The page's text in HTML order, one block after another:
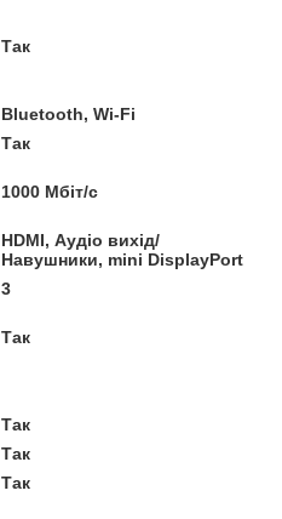
Так
Bluetooth, Wi-Fi
Так
1000 Мбіт/с
HDMI, Аудіо вихід/
Навушники, mini DisplayPort
3
Так
Так
Так
Так